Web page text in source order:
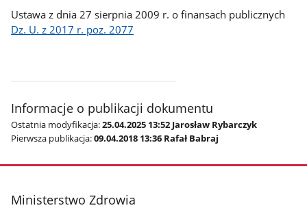
Ustawa z dnia 27 sierpnia 2009 r. o finansach publicznych
Dz. U. z 2017 r. poz. 2077
Informacje o publikacji dokumentu
Ostatnia modyfikacja:25.04.2025 13:52 Jarosław Rybarczyk
Pierwsza publikacja:09.04.2018 13:36 Rafał Babraj
stopka
Ministerstwo Zdrowia